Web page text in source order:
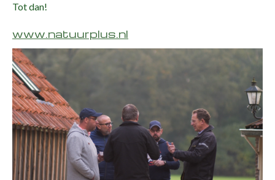
Tot dan!
www.natuurplus.nl